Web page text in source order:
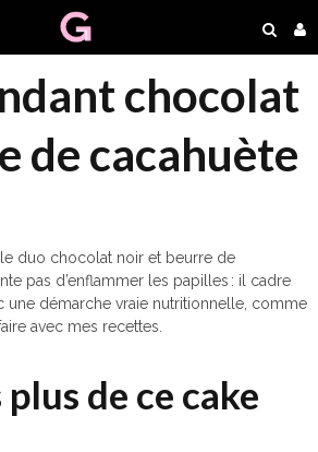
chocolat
de cacahuète
duo chocolat noir et beurre de
pas d’enflammer les papilles : il cadre
une démarche vraie nutritionnelle, comme
avec mes recettes.
de ce cake